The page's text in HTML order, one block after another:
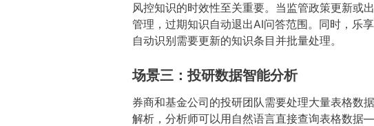
风控知识的时效性至关重要。当监管政策更新或
管理，过期知识自动退出AI问答范围。同时，
自动识别需要更新的知识条目并批量处理。
场景三：投研数据智能分析
券商和基金公司的投研团队需要处理大量表格
解析，分析师可以用自然语言直接查询表格数